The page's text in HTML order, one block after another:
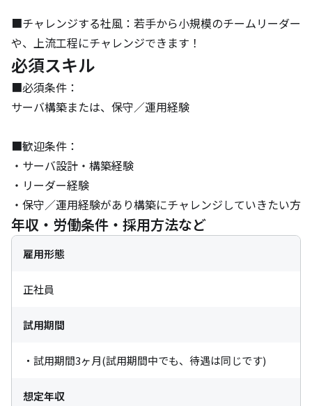
■チャレンジする社風：若手から小規模のチームリーダー
や、上流工程にチャレンジできます！
必須スキル
■必須条件：
サーバ構築または、保守／運用経験
■歓迎条件：
・サーバ設計・構築経験
・リーダー経験
・保守／運用経験があり構築にチャレンジしていきたい方
年収・労働条件・採用方法など
雇用形態
正社員
試用期間
・試用期間3ヶ月(試用期間中でも、待遇は同じです)
想定年収